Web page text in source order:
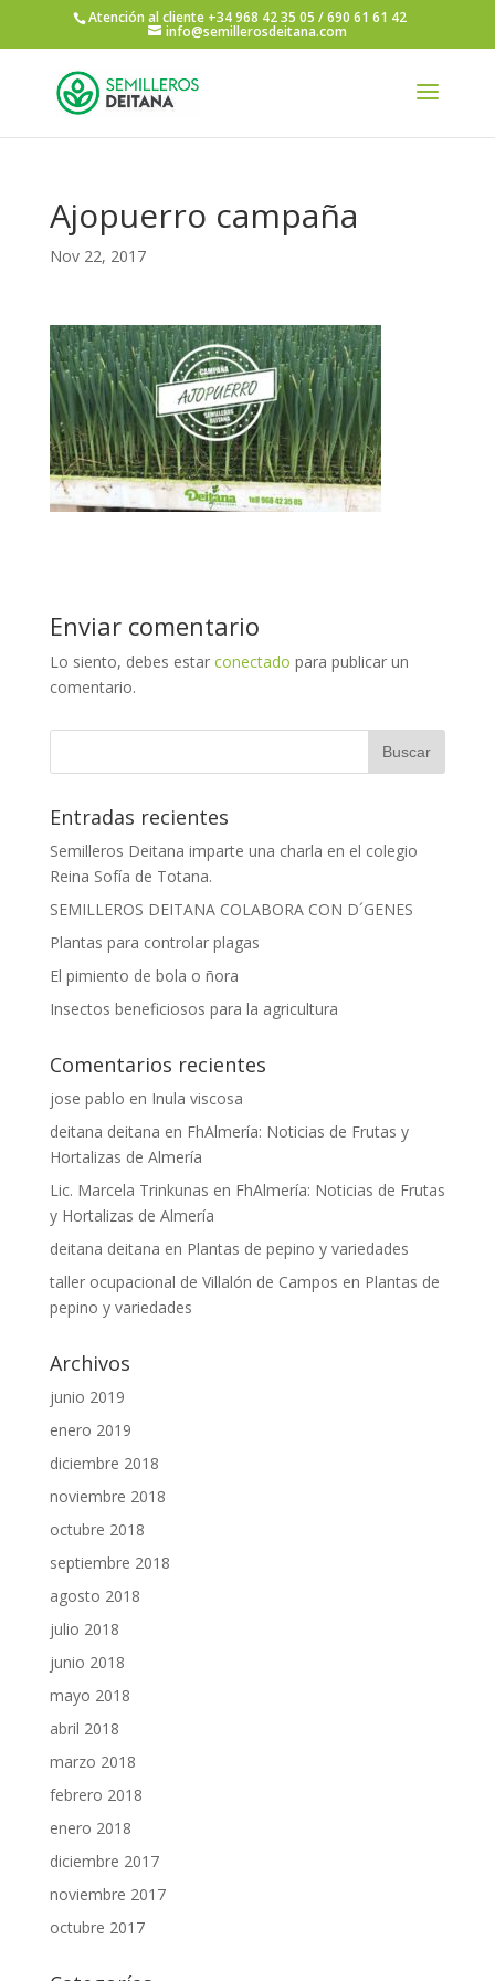
Atención al cliente +34 968 42 35 05 / 690 61 61 42
info@semillerosdeitana.com
Ajopuerro campaña
Nov 22, 2017
Enviar comentario
Lo siento, debes estar conectado para publicar un
comentario.
Entradas recientes
Semilleros Deitana imparte una charla en el colegio
Reina Sofía de Totana.
SEMILLEROS DEITANA COLABORA CON D´GENES
Plantas para controlar plagas
El pimiento de bola o ñora
Insectos beneficiosos para la agricultura
Comentarios recientes
jose pablo en Inula viscosa
deitana deitana en FhAlmería: Noticias de Frutas y
Hortalizas de Almería
Lic. Marcela Trinkunas en FhAlmería: Noticias de Frutas
y Hortalizas de Almería
deitana deitana en Plantas de pepino y variedades
taller ocupacional de Villalón de Campos en Plantas de
pepino y variedades
Archivos
junio 2019
enero 2019
diciembre 2018
noviembre 2018
octubre 2018
septiembre 2018
agosto 2018
julio 2018
junio 2018
mayo 2018
abril 2018
marzo 2018
febrero 2018
enero 2018
diciembre 2017
noviembre 2017
octubre 2017